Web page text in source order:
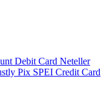
Debit Card Neteller
Pix SPEI Credit Card